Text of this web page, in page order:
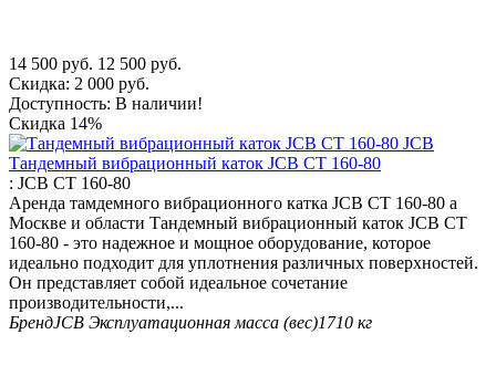
14 500 руб. 12 500 руб.
Скидка: 2 000 руб.
Доступность: В наличии!
Скидка 14%
Тандемный вибрационный каток JCB CT 160-80
: JCB CT 160-80
Аренда тамдемного вибрационного катка JCB CT 160-80 а
Москве и области Тандемный вибрационный каток JCB CT
160-80 - это надежное и мощное оборудование, которое
идеально подходит для уплотнения различных поверхностей.
Он представляет собой идеальное сочетание
производительности,...
БрендJCB Эксплуатационная масса (вес)1710 кг